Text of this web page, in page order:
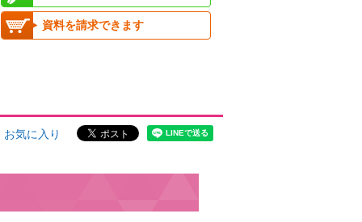
資料を請求できます
お気に入り